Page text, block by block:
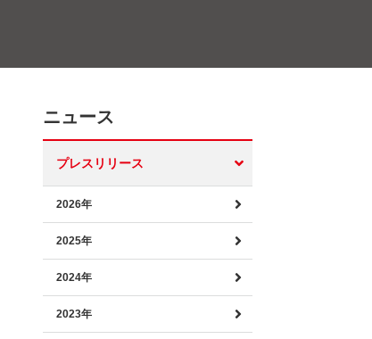
ニュース
プレスリリース
2026年
2025年
2024年
2023年